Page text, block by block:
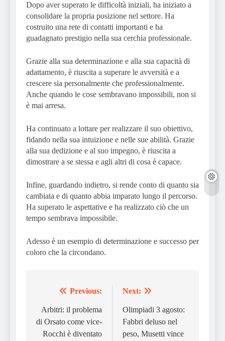
Dopo aver superato le difficoltà iniziali, ha iniziato a
consolidare la propria posizione nel settore. Ha
costruito una rete di contatti importanti e ha
guadagnato prestigio nella sua cerchia professionale.
Grazie alla sua determinazione e alla sua capacità di
adattamento, è riuscita a superare le avversità e a
crescere sia personalmente che professionalmente.
Anche quando le cose sembravano impossibili, non si
è mai arresa.
Ha continuato a lottare per realizzare il suo obiettivo,
fidando nella sua intuizione e nelle sue abilità. Grazie
alla sua dedizione e al suo impegno, è riuscita a
dimostrare a se stessa e agli altri di cosa è capace.
Infine, guardando indietro, si rende conto di quanto sia
cambiata e di quanto abbia imparato lungo il percorso.
Ha superato le aspettative e ha realizzato ciò che un
tempo sembrava impossibile.
Adesso è un esempio di determinazione e successo per
coloro che la circondano.
navigation
Previous:
Arbitri: il problema
di Orsato come vice-
Rocchi è diventato
Next:
Olimpiadi 3 agosto:
Fabbri deluso nel
peso, Musetti vince